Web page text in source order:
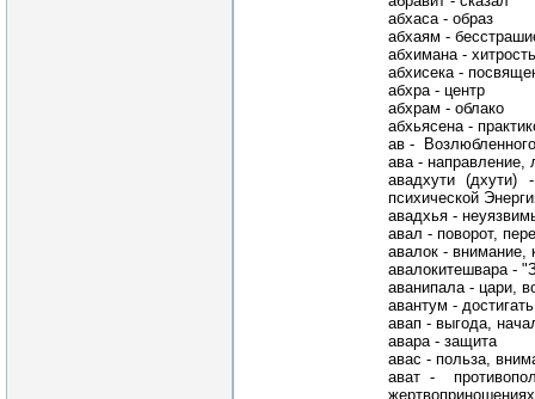
абхаса - образ
абхаям -
абхимана - хитрость
абхисека -
абхра - центр
абхрам - облако
абхьясена -
ав - Возлюбленного
ава - направление,
авадхути (дхути)
психической
авадхья -
авал - поворот,
авалок - внимание,
авалокитешвара -
аванипала - цари,
авантум - достигать
авап - выгода,
авара - защита
авас - польза,
ават -